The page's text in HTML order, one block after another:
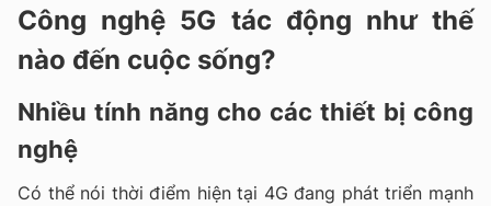
Công nghệ 5G tác động như thế
nào đến cuộc sống?
Nhiều tính năng cho các thiết bị công
nghệ
Có thể nói thời điểm hiện tại 4G đang phát triển mạnh